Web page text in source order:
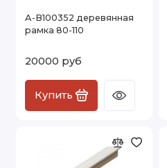
А-В100352 деревянная
рамка 80-110
20000 руб
Купить